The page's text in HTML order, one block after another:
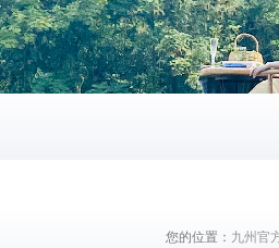
您的位置： 九州官